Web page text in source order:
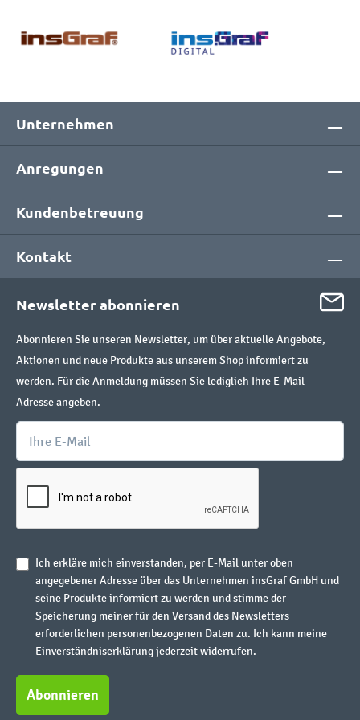
Unternehmen
Anregungen
Kundenbetreuung
Kontakt
Newsletter abonnieren
Abonnieren Sie unseren Newsletter, um über aktuelle Angebote,
Aktionen und neue Produkte aus unserem Shop informiert zu
werden. Für die Anmeldung müssen Sie lediglich Ihre E-Mail-
Adresse angeben.
Ich erkläre mich einverstanden, per E-Mail unter oben
angegebener Adresse über das Unternehmen insGraf GmbH und
seine Produkte informiert zu werden und stimme der
Speicherung meiner für den Versand des Newsletters
erforderlichen personenbezogenen Daten zu. Ich kann meine
Einverständniserklärung jederzeit widerrufen.
Abonnieren